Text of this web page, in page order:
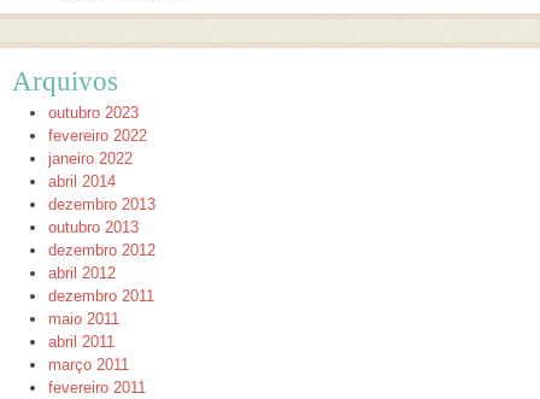
Arquivos
outubro 2023
fevereiro 2022
janeiro 2022
abril 2014
dezembro 2013
outubro 2013
dezembro 2012
abril 2012
dezembro 2011
maio 2011
abril 2011
março 2011
fevereiro 2011